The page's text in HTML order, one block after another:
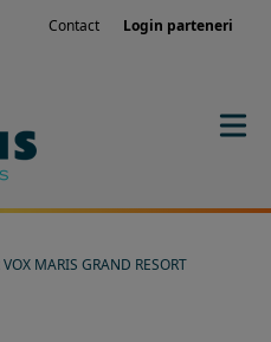
Contact Login parteneri
MARIS GRAND RESORT